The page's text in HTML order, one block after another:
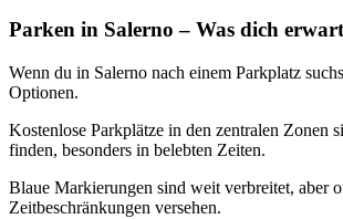
Parken in Salerno – Was dich
Wenn du in Salerno nach einem Parkplatz
Optionen.
Kostenlose Parkplätze in den zentralen Zonen
finden, besonders in belebten Zeiten.
Blaue Markierungen sind weit verbreitet, aber
Zeitbeschränkungen versehen.